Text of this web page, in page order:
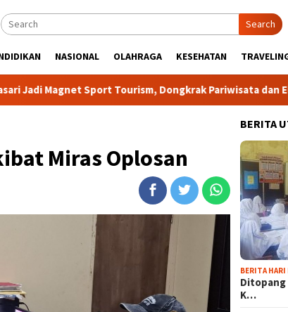
Search
NASIONAL OLAHRAGA KESEHATAN
Sport Tourism, Dongkrak Pariwisata dan Ekonomi
Miras Oplosan
BERITA
BERITA
Ditopang
K…